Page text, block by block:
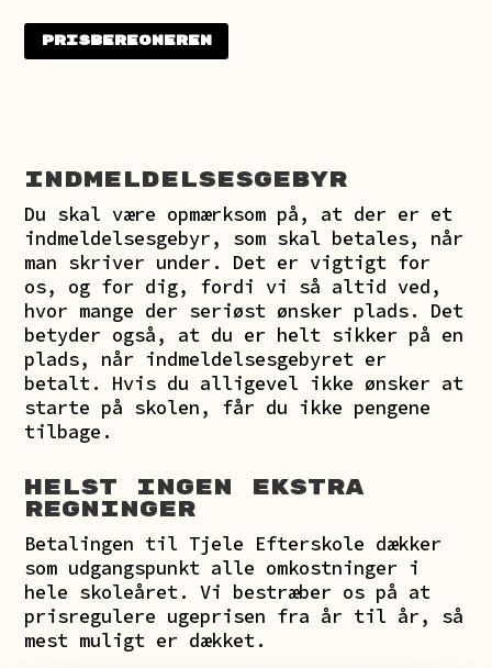
Prisberegneren
Indmeldelsesgebyr
Du skal være opmærksom på, at der er et
indmeldelsesgebyr, som skal betales, når
man skriver under. Det er vigtigt for
os, og for dig, fordi vi så altid ved,
hvor mange der seriøst ønsker plads. Det
betyder også, at du er helt sikker på en
plads, når indmeldelsesgebyret er
betalt. Hvis du alligevel ikke ønsker at
starte på skolen, får du ikke pengene
tilbage.
helst INGEN EKSTRA
REGNINGER
Betalingen til Tjele Efterskole dækker
som udgangspunkt alle omkostninger i
hele skoleåret. Vi bestræber os på at
prisregulere ugeprisen fra år til år, så
mest muligt er dækket.